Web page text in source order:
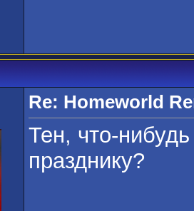
Re: Homeworld
Тен, что-
празднику?